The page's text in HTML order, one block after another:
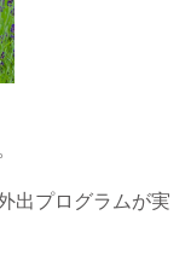
出プログラムが実